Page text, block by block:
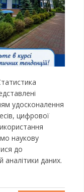
удосконалення
цифрової
наукову
до
аналітики даних.